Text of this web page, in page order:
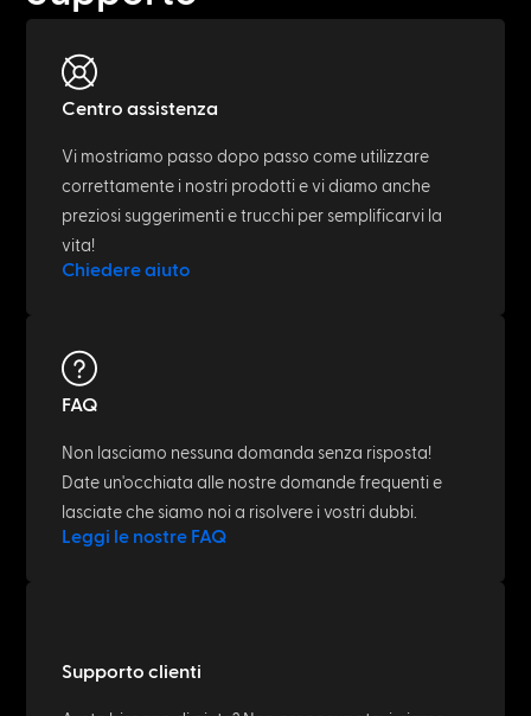
Centro assistenza
Vi mostriamo passo dopo passo come utilizzare
correttamente i nostri prodotti e vi diamo anche
preziosi suggerimenti e trucchi per semplificarvi la
vita!
Chiedere aiuto
FAQ
Non lasciamo nessuna domanda senza risposta!
Date un'occhiata alle nostre domande frequenti e
lasciate che siamo noi a risolvere i vostri dubbi.
Leggi le nostre FAQ
Supporto clienti